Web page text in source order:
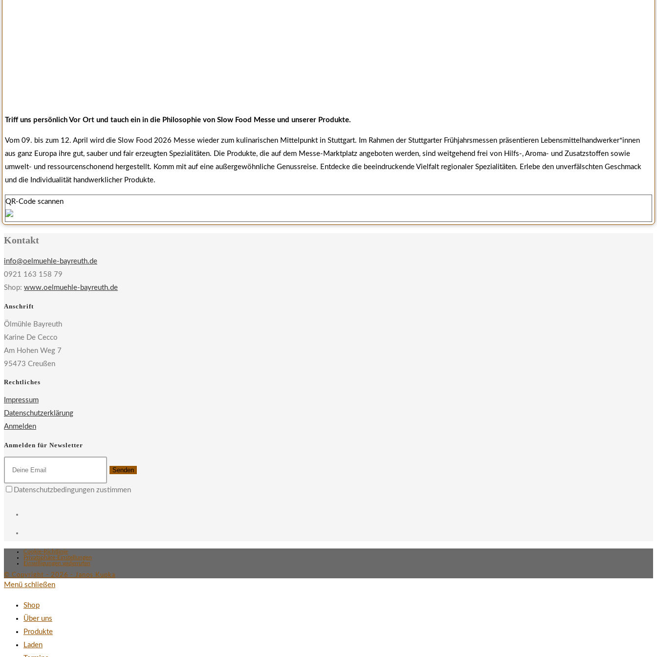
Triff uns persönlich Vor Ort und tauch ein in die Philosophie von Slow Food Messe und unserer Produkte.
Vom 09. bis zum 12. April wird die Slow Food 2026 Messe wieder zum kulinarischen Mittelpunkt in Stuttgart. Im Rahmen der Stuttgarter Frühjahrsmessen präsentieren Lebensmittelhandwerker*innen
aus ganz Europa ihre gut, sauber und fair erzeugten Spezialitäten. Die Produkte, die auf dem Messe-Marktplatz angeboten werden, sind weitgehend frei von Hilfs-, Aroma- und Zusatzstoffen sowie
umwelt- und ressourcenschonend hergestellt. Komm mit auf eine außergewöhnliche Genussreise. Entdecke die beeindruckende Vielfalt regionaler Spezialitäten. Erlebe den unverfälschten Geschmack
und die Individualität handwerklicher Produkte.
QR-Code scannen
Kontakt
info@oelmuehle-bayreuth.de
0921 163 158 79
Shop: www.oelmuehle-bayreuth.de
Anschrift
Ölmühle Bayreuth
Karine De Cecco
Am Hohen Weg 7
95473 Creußen
Rechtliches
Impressum
Datenschutzerklärung
Anmelden
Anmelden für Newsletter
Senden
Datenschutzbedingungen zustimmen
Cookie-Richtlinie
Privatsphäre-Einstellungen
Einwilligungen widerrufen
© Copyright - 2026 - Janos Kupka
Menü schließen
Shop
Über uns
Produkte
Laden